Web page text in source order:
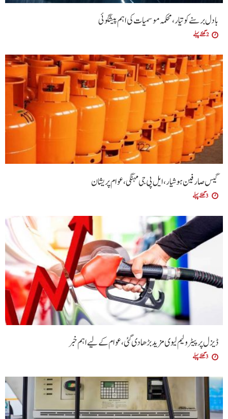
بادل برسنے کو تیار، محکمہ موسمیات کی اہم پیشگوئی
2 گھنٹے پہلے
گیس صارفین ہوشیار، ایل پی جی مہنگی، عوام پریشان
3 گھنٹے پہلے
ڈیزل پر پیٹرولیم لیوی مزید بڑھا دی گئی،عوام کے لیے اہم خبر
3 گھنٹے پہلے